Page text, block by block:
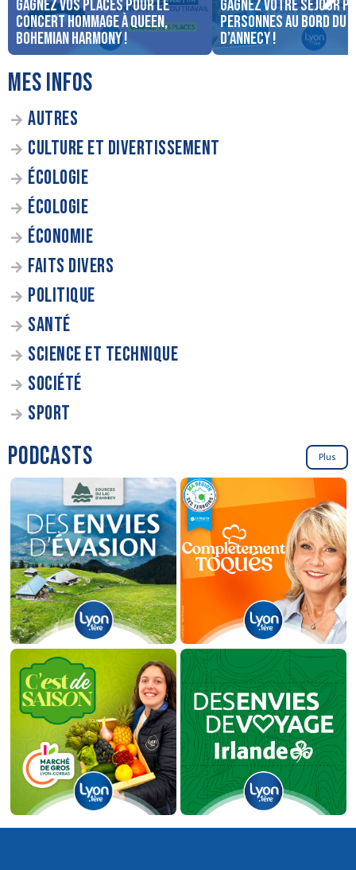
Gagnez vos places pour le
concert Hommage à Queen,
Bohemian Harmony !
Gagnez votre séjour
personnes au bord du
d’Annecy !
MES INFOS
AUTRES
CULTURE ET DIVERTISSEMENT
ÉCOLOGIE
ÉCOLOGIE
ÉCONOMIE
FAITS DIVERS
POLITIQUE
SANTÉ
SCIENCE ET TECHNIQUE
SOCIÉTÉ
SPORT
PODCASTS Plus